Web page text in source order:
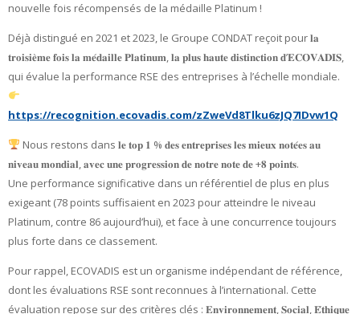
nouvelle fois récompensés de la médaille Platinum !
Déjà distingué en 2021 et 2023, le Groupe CONDAT reçoit pour 𝐥𝐚
𝐭𝐫𝐨𝐢𝐬𝐢𝐞̀𝐦𝐞 𝐟𝐨𝐢𝐬 𝐥𝐚 𝐦𝐞́𝐝𝐚𝐢𝐥𝐥𝐞 𝐏𝐥𝐚𝐭𝐢𝐧𝐮𝐦, 𝐥𝐚 𝐩𝐥𝐮𝐬 𝐡𝐚𝐮𝐭𝐞 𝐝𝐢𝐬𝐭𝐢𝐧𝐜𝐭𝐢𝐨𝐧 𝐝’𝐄𝐂𝐎𝐕𝐀𝐃𝐈𝐒,
qui évalue la performance RSE des entreprises à l’échelle mondiale.
https://recognition.ecovadis.com/zZweVd8Tlku6zJQ7IDvw1Q
Nous restons dans 𝐥𝐞 𝐭𝐨𝐩 𝟏 % 𝐝𝐞𝐬 𝐞𝐧𝐭𝐫𝐞𝐩𝐫𝐢𝐬𝐞𝐬 𝐥𝐞𝐬 𝐦𝐢𝐞𝐮𝐱 𝐧𝐨𝐭𝐞́𝐞𝐬 𝐚𝐮
𝐧𝐢𝐯𝐞𝐚𝐮 𝐦𝐨𝐧𝐝𝐢𝐚𝐥, 𝐚𝐯𝐞𝐜 𝐮𝐧𝐞 𝐩𝐫𝐨𝐠𝐫𝐞𝐬𝐬𝐢𝐨𝐧 𝐝𝐞 𝐧𝐨𝐭𝐫𝐞 𝐧𝐨𝐭𝐞 𝐝𝐞 +𝟖 𝐩𝐨𝐢𝐧𝐭𝐬.
Une performance significative dans un référentiel de plus en plus
exigeant (78 points suffisaient en 2023 pour atteindre le niveau
Platinum, contre 86 aujourd’hui), et face à une concurrence toujours
plus forte dans ce classement.
Pour rappel, ECOVADIS est un organisme indépendant de référence,
dont les évaluations RSE sont reconnues à l’international. Cette
évaluation repose sur des critères clés : 𝐄𝐧𝐯𝐢𝐫𝐨𝐧𝐧𝐞𝐦𝐞𝐧𝐭, 𝐒𝐨𝐜𝐢𝐚𝐥, 𝐄́𝐭𝐡𝐢𝐪𝐮𝐞